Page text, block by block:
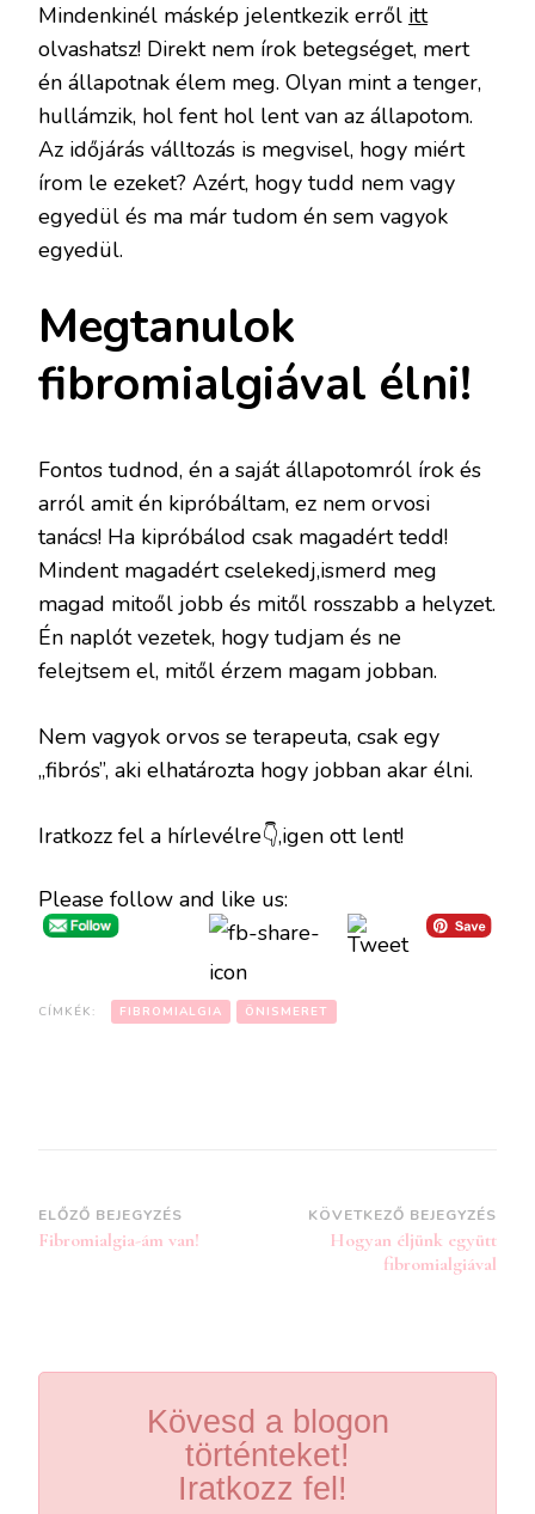
Mindenkinél máskép jelentkezik erről itt
olvashatsz! Direkt nem írok betegséget, mert
én állapotnak élem meg. Olyan mint a tenger,
hullámzik, hol fent hol lent van az állapotom.
Az időjárás válltozás is megvisel, hogy miért
írom le ezeket? Azért, hogy tudd nem vagy
egyedül és ma már tudom én sem vagyok
egyedül.
Megtanulok
fibromialgiával élni!
Fontos tudnod, én a saját állapotomról írok és
arról amit én kipróbáltam, ez nem orvosi
tanács! Ha kipróbálod csak magadért tedd!
Mindent magadért cselekedj,ismerd meg
magad mitoől jobb és mitől rosszabb a helyzet.
Én naplót vezetek, hogy tudjam és ne
felejtsem el, mitől érzem magam jobban.
Nem vagyok orvos se terapeuta, csak egy
„fibrós”, aki elhatározta hogy jobban akar élni.
Iratkozz fel a hírlevélre👇,igen ott lent!
Please follow and like us:
CÍMKÉK: FIBROMIALGIA ÖNISMERET
Bejegyzések
navigációja
ELŐZŐ BEJEGYZÉS
Fibromialgia-ám van!
KÖVETKEZŐ BEJEGYZÉS
Hogyan éljünk együtt
fibromialgiával
Kövesd a blogon
történteket!
Iratkozz fel!